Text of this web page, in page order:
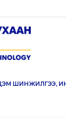
ШИНЖИЛГЭЭ,